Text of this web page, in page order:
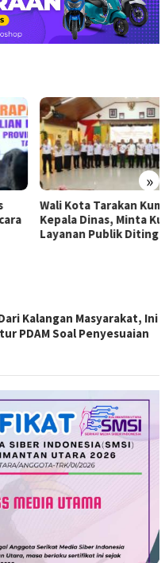
»
Kota Tarakan Kumpulkan
Dinas, Minta Kualitas
Layanan Publik Ditingkatkan
Kalangan Masyarakat, Ini
PDAM Soal Penyesuaian